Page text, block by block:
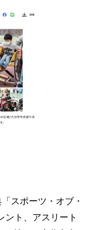
スポーツ・オブ・
ント、アスリート